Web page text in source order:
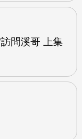
問溪哥 上集